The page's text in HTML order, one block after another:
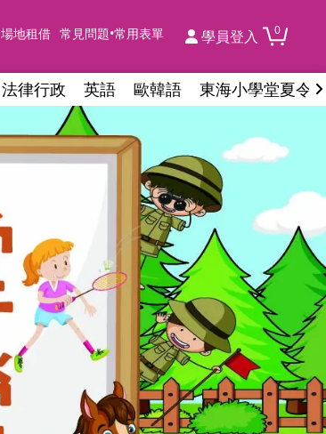
場地租借 常見問題•常用表單 學員登入 0
法律行政 英語 歐韓語 東海小學堂夏令